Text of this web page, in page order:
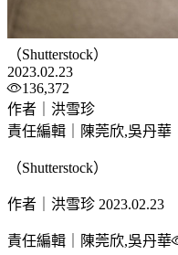
（Shutterstock）
2023.02.23
136,372
作者｜洪雪珍
責任編輯｜陳莞欣,吳丹華
（Shutterstock）
作者｜洪雪珍 2023.02.23
責任編輯｜陳莞欣,吳丹華